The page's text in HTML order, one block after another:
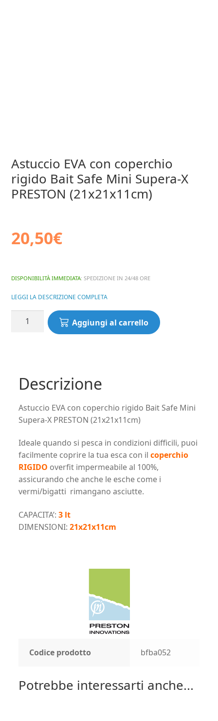
Astuccio EVA con coperchio
rigido Bait Safe Mini Supera-X
PRESTON (21x21x11cm)
20,50€
DISPONIBILITÀ IMMEDIATA: SPEDIZIONE IN 24/48 ORE
LEGGI LA DESCRIZIONE COMPLETA
Astuccio
Bait
Safe
Supera-
PRESTON
(21x21x11cm)
quantità
Aggiungi al carrello
Descrizione
Astuccio EVA con coperchio rigido Bait Safe Mini
Supera-X PRESTON (21x21x11cm)
Ideale quando si pesca in condizioni difficili, puoi
facilmente coprire la tua esca con il coperchio
RIGIDO overfit impermeabile al 100%,
assicurando che anche le esche come i
vermi/bigatti rimangano asciutte.
CAPACITA’: 3 lt
DIMENSIONI: 21x21x11cm
Codice prodotto bfba052
Potrebbe interessarti anche...